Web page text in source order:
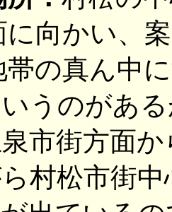
に向かい、
帯の真ん中
うのがあ
市街方面
村松市街